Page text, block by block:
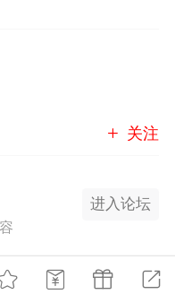
组，
信息
关注
进入论坛
分享平台。发帖请
息！